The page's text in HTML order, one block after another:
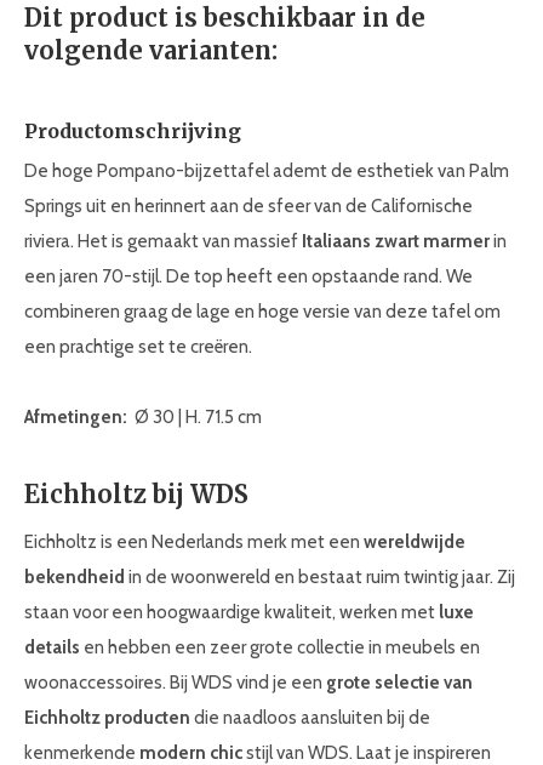
Dit product is beschikbaar in de
volgende varianten:
Productomschrijving
De hoge Pompano-bijzettafel ademt de esthetiek van Palm
Springs uit en herinnert aan de sfeer van de Californische
riviera. Het is gemaakt van massief Italiaans zwart marmerin
een jaren 70-stijl. De top heeft een opstaande rand. We
combineren graag de lage en hoge versie van deze tafel om
een prachtige set te creëren.
Afmetingen: Ø 30 | H. 71.5 cm
Eichholtz bij WDS
Eichholtz is een Nederlands merk met een wereldwijde
bekendheid in de woonwereld en bestaat ruim twintig jaar. Zij
staan voor een hoogwaardige kwaliteit, werken met luxe
details en hebben een zeer grote collectie in meubels en
woonaccessoires. Bij WDS vind je een grote selectie van
Eichholtz producten die naadloos aansluiten bij de
kenmerkende modern chicstijl van WDS. Laat je inspireren